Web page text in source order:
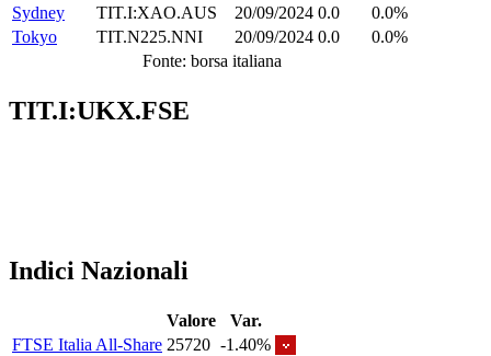
Sydney
TIT.I:XAO.AUS 20/09/2024 0.0
0.0%
Tokyo
TIT.N225.NNI 20/09/2024 0.0
0.0%
Fonte: borsa italiana
TIT.I:UKX.FSE
Indici Nazionali
Valore
Var.
FTSE Italia All-Share 25720 -1.40%